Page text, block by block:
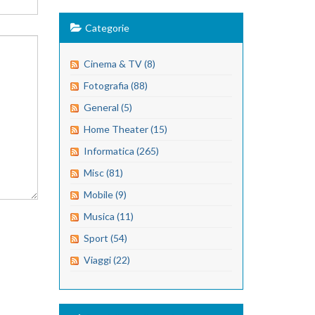
Categorie
Cinema & TV (8)
Fotografia (88)
General (5)
Home Theater (15)
Informatica (265)
Misc (81)
Mobile (9)
Musica (11)
Sport (54)
Viaggi (22)